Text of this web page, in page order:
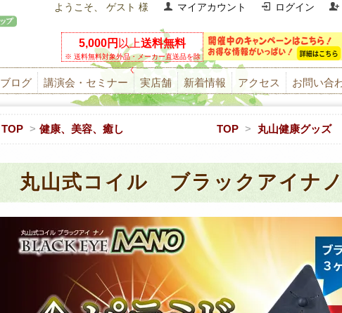
ようこそ、 ゲスト 様 マイアカウント ログイン
5,000円 以上送料無料
※ 送料無料対象外品・メーカー直送品を除
く
ブログ 講演会・セミナー 実店舗 新着情報 アクセス お問い合
TOP > 健康、美容、癒し TOP > 丸山健康グッズ
丸山式コイル ブラックアイナ